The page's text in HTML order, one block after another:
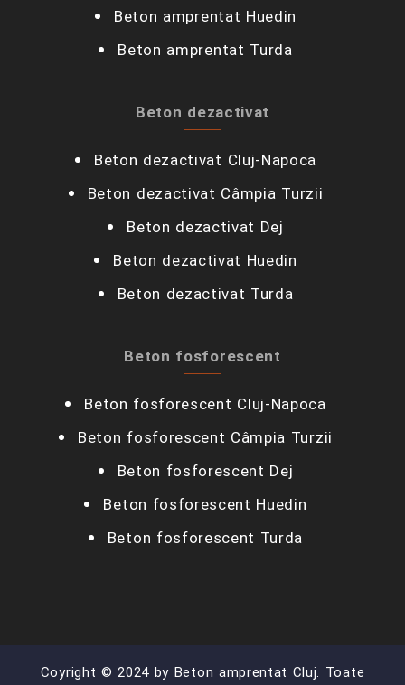
Beton amprentat Huedin
Beton amprentat Turda
Beton dezactivat
Beton dezactivat Cluj-Napoca
Beton dezactivat Câmpia Turzii‎
Beton dezactivat Dej
Beton dezactivat Huedin
Beton dezactivat Turda
Beton fosforescent
Beton fosforescent Cluj-Napoca
Beton fosforescent Câmpia Turzii‎
Beton fosforescent Dej
Beton fosforescent Huedin
Beton fosforescent Turda
Coyright © 2024 by Beton amprentat Cluj. Toate